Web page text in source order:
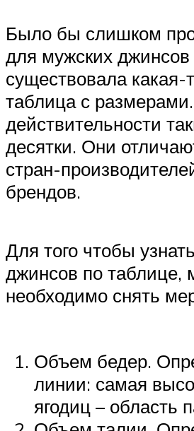
Было бы слишком
для мужских джинсов
существовала какая-
таблица с
действительности
десятки. Они
стран-
брендов.
Для того чтобы
джинсов по таблице,
необходимо снять
Объем бедер.
линии: самая
ягодиц – область